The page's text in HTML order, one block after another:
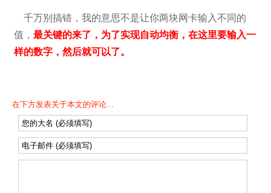
千万别搞错，我的意思不是让你两块网卡输入不同的
值， 最关键的来了，为了实现自动均衡，在这里要输入一
样的数字，然后就可以了。
在下方发表关于本文的评论...